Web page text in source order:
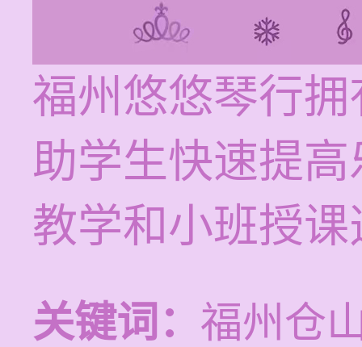
福州悠悠琴行
助学生快速提
教学和小班授
关键词： 福州仓